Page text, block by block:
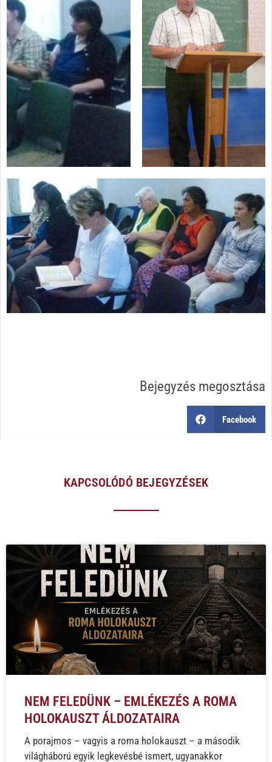
Bejegyzés megosztása
Facebook
KAPCSOLÓDÓ BEJEGYZÉSEK
NEM FELEDÜNK – EMLÉKEZÉS A ROMA
HOLOKAUSZT ÁLDOZATAIRA
A porajmos – vagyis a roma holokauszt – a második
világháború egyik legkevésbé ismert, ugyanakkor